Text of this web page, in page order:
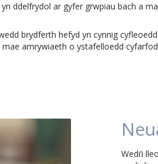
ddelfrydol ar gyfer grwpiau bach a
brydferth hefyd yn cynnig
amrywiaeth o ystafelloedd
Wedi’i